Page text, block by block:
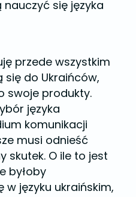
się języka
przede wszystkim
do Ukraińców,
swoje produkty.
języka
komunikacji
musi odnieść
skutek. O ile to jest
byłoby
języku ukraińskim,